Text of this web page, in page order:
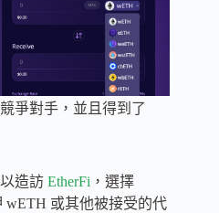
爭對手，並且得到了
造訪 EtherFi ，選擇
wETH 或其他被接受的代